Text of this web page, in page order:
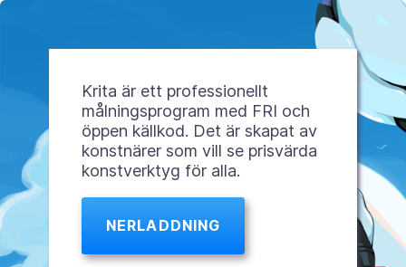
Krita är ett professionellt
målningsprogram med FRI och
öppen källkod. Det är skapat av
konstnärer som vill se prisvärda
konstverktyg för alla.
NERLADDNING